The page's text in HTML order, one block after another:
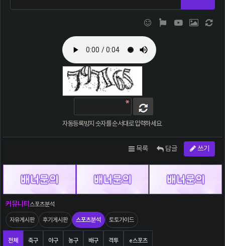
자동등록방지 숫자를 순서대로 입력하세요.
목록 답글 쓰기
커뮤니티 스포츠분석
자유게시판 후기게시판 스포츠분석 토토가이드
스포츠분석 분류 목록
전체 축구 야구 농구 배구 격투 e스포츠